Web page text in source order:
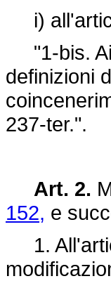
i)
"1-bis. Ai
definizioni
237-ter.".
Art. 2.
152, e
1.